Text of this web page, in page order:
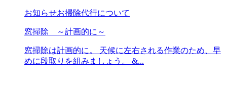
お知らせお掃除代行について
窓掃除 ～計画的に～
窓掃除は計画的に。 天候に左右される作業のため、早
めに段取りを組みましょう。 &...